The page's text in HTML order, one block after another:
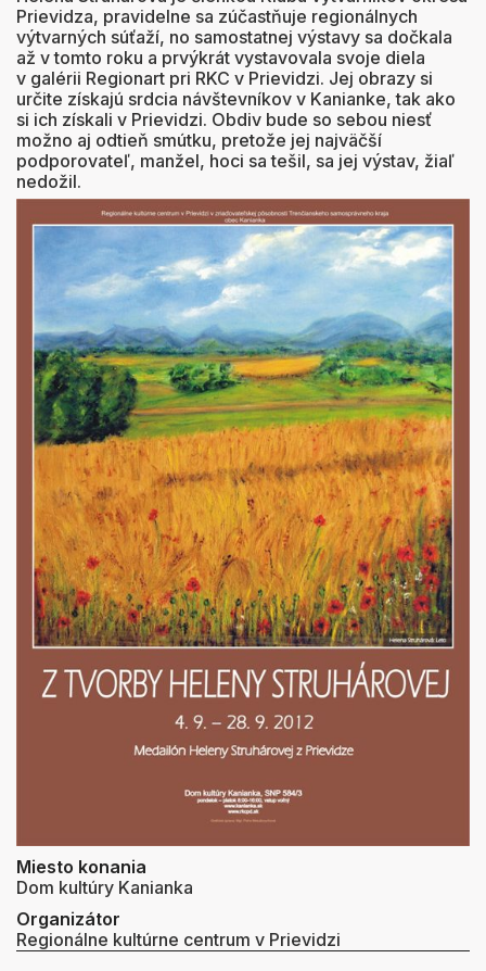
Prievidza, pravidelne sa zúčastňuje regionálnych
výtvarných súťaží, no samostatnej výstavy sa dočkala
až v tomto roku a prvýkrát vystavovala svoje diela
v galérii Regionart pri RKC v Prievidzi. Jej obrazy si
určite získajú srdcia návštevníkov v Kanianke, tak ako
si ich získali v Prievidzi. Obdiv bude so sebou niesť
možno aj odtieň smútku, pretože jej najväčší
podporovateľ, manžel, hoci sa tešil, sa jej výstav, žiaľ
nedožil.
Miesto konania
Dom kultúry Kanianka
Organizátor
Regionálne kultúrne centrum v Prievidzi